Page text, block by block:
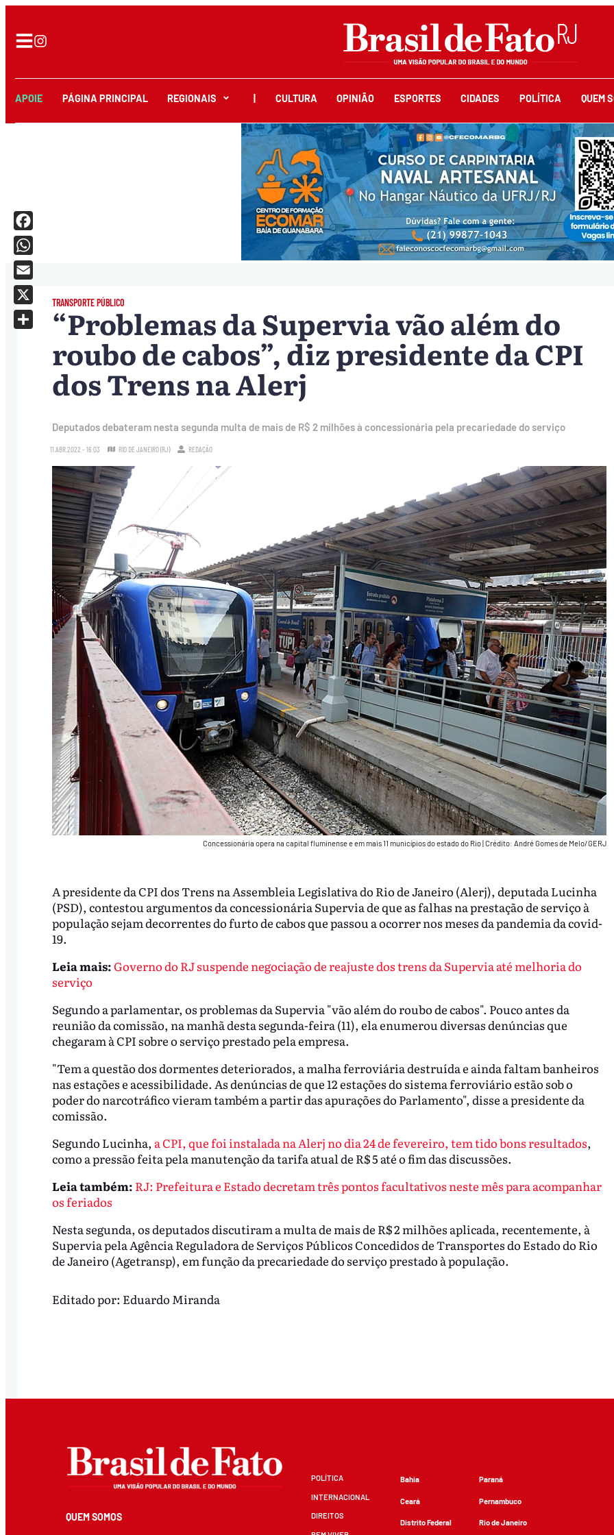
APOIE PÁGINA PRINCIPAL REGIONAIS CULTURA OPINIÃO ESPORTES CIDADES POLÍTICA QUEM
TRANSPORTE PÚBLICO
“Problemas da Supervia vão além do
roubo de cabos”, diz presidente da CPI
dos Trens na Alerj
Deputados debateram nesta segunda multa de mais de R$ 2 milhões à concessionária pela precariedade do serviço
11.ABR.2022 - 16:03 RIO DE JANEIRO (RJ) REDAÇÃO
Concessionária opera na capital fluminense e em mais 11 municípios do estado do Rio|Crédito: André Gomes de Melo/GERJ
A presidente da CPI dos Trens na Assembleia Legislativa do Rio de Janeiro (Alerj), deputada Lucinha
(PSD), contestou argumentos da concessionária Supervia de que as falhas na prestação de serviço à
população sejam decorrentes do furto de cabos que passou a ocorrer nos meses da pandemia da covid-
19.
Leia mais:Governo do RJ suspende negociação de reajuste dos trens da Supervia até melhoria do
serviço
Segundo a parlamentar, os problemas da Supervia "vão além do roubo de cabos". Pouco antes da
reunião da comissão, na manhã desta segunda-feira (11), ela enumerou diversas denúncias que
chegaram à CPI sobre o serviço prestado pela empresa.
"Tem a questão dos dormentes deteriorados, a malha ferroviária destruída e ainda faltam banheiros
nas estações e acessibilidade. As denúncias de que 12 estações do sistema ferroviário estão sob o
poder do narcotráfico vieram também a partir das apurações do Parlamento", disse a presidente da
comissão.
Segundo Lucinha, a CPI, que foi instalada na Alerj no dia 24 de fevereiro, tem tido bons resultados,
como a pressão feita pela manutenção da tarifa atual de R$ 5 até o fim das discussões.
Leia também: RJ: Prefeitura e Estado decretam três pontos facultativos neste mês para acompanhar
os feriados
Nesta segunda, os deputados discutiram a multa de mais de R$ 2 milhões aplicada, recentemente, à
Supervia pela Agência Reguladora de Serviços Públicos Concedidos de Transportes do Estado do Rio
de Janeiro (Agetransp), em função da precariedade do serviço prestado à população.
Facebook
WhatsApp
Email
X
Editado por: Eduardo Miranda
QUEM SOMOS
POLÍTICA
INTERNACIONAL
DIREITOS
Bahia
Ceará
Distrito Federal
Paraná
Pernambuco
Rio de Janeiro